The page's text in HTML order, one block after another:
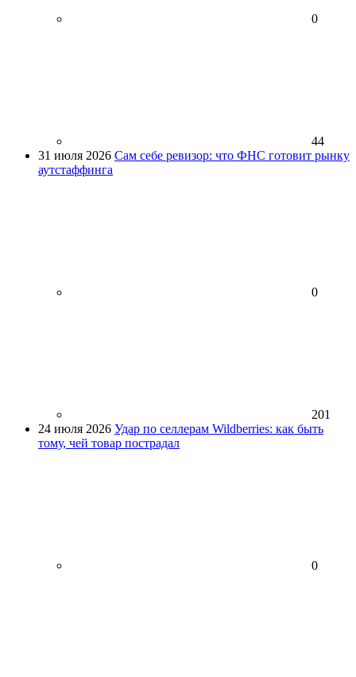
0
44
31 июля 2026 Сам себе ревизор: что ФНС готовит рынку
аутстаффинга
0
201
24 июля 2026 Удар по селлерам Wildberries: как быть
тому, чей товар пострадал
0